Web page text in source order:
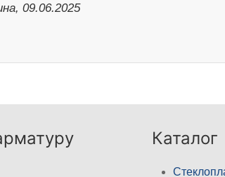
09.06.2025
Каталог